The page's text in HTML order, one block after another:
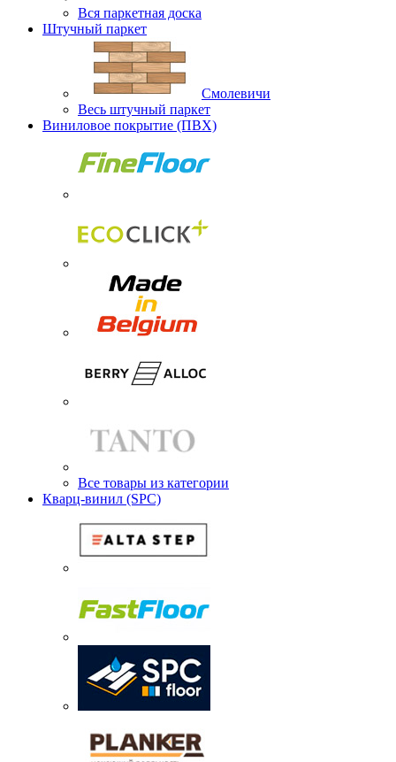
Вся паркетная доска
Штучный паркет
Смолевичи
Весь штучный паркет
Виниловое покрытие (ПВХ)
Все товары из категории
Кварц-винил (SPC)